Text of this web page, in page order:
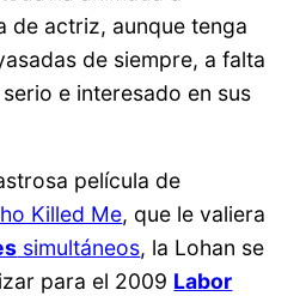
de actriz, aunque tenga
de siempre, a falta
e interesado en sus
película de
Killed Me, que le valiera
simultáneos, la Lohan se
para el 2009 Labor